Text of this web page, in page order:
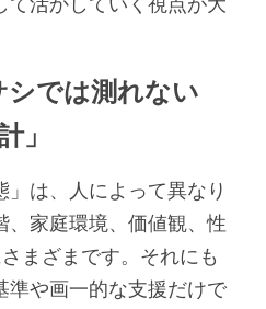
では測れない
」
」は、人によって異なり
、家庭環境、価値観、性
まざまです。それにも
準や画一的な支援だけで